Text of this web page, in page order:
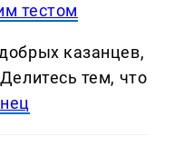
тестом
казанцев,
тем, что